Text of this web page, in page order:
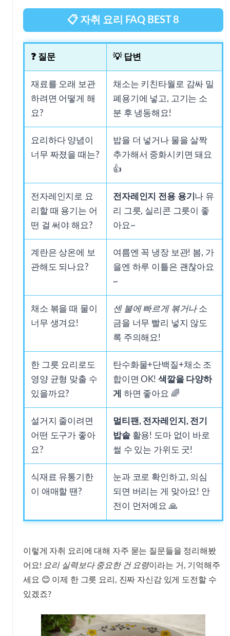
📋 자취 요리 FAQ BEST 8
❓ 질문 💡 답변
재료를 오래 보관
하려면 어떻게 해
요?
채소는 키친타월로 감싸 밀
폐용기에 넣고, 고기는 소
분 후 냉동해요!
요리하다 양념이
너무 짜졌을 때는?
밥을 더 넣거나 물을 살짝
추가해서 중화시키면 돼요
👍
전자레인지로 요
리할 때 용기는 어
떤 걸 써야 해요?
전자레인지 전용 용기 나 유
리 그릇, 실리콘 그릇이 좋
아요~
계란은 상온에 보
관해도 되나요?
여름엔 꼭 냉장 보관! 봄, 가
을엔 하루 이틀은 괜찮아요
~
채소 볶을 때 물이
너무 생겨요!
센 불에 빠르게 볶거나소
금을 너무 빨리 넣지 않도
록 주의해요!
한 그릇 요리로도
영양 균형 맞출 수
있을까요?
탄수화물+단백질+채소 조
합이면 OK! 색깔을 다양하
게
하면 좋아요 🌈
설거지 줄이려면
어떤 도구가 좋아
요?
멀티팬, 전자레인지, 전기
밥솥활용! 도마 없이 바로
썰 수 있는 가위도 굿!
식재료 유통기한
이 애매할 땐?
눈과 코로 확인하고, 의심
되면 버리는 게 맞아요! 안
전이 먼저예요 🙏
이렇게 자취 요리에 대해 자주 묻는 질문들을 정리해봤
어요! 요리 실력보다 중요한 건 요령이라는 거, 기억해주
세요 😊 이제 한 그릇 요리, 진짜 자신감 있게 도전할 수
있겠죠?